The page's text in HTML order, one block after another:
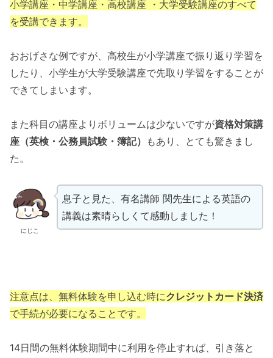
小学講座・中学講座・高校講座 ・大学受験講座のすべて
を受講できます。
おおげさな例ですが、高校生が小学講座で振り返り学習を
したり、小学生が大学受験講座で先取り学習をすることが
できてしまいます。
また科目の講座よりボリュームは少ないですが資格対策講
座（英検・公務員試験・簿記） もあり、とても驚きまし
た。
にじこ
息子と見た、有名講師 関先生による英語の
講義は素晴らしくて感動しました！
注意点は、無料体験を申し込む時にクレジットカード決済
で手続が必要になることです。
14日間の無料体験期間中に利用を停止すれば、引き落と